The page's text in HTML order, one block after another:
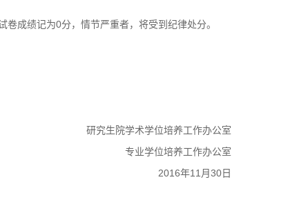
卷成绩记为0分，情节严重者，将受到纪律处分。
研究生院学术学位培养工作办公室
专业学位培养工作办公室
2016年11 月 30 日